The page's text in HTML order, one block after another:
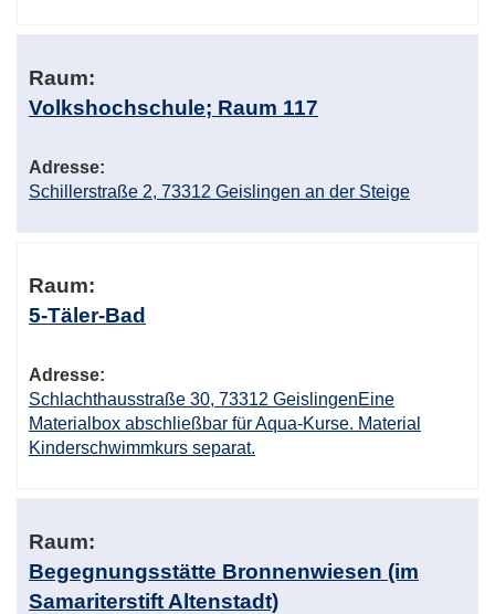
Raum:
Volkshochschule; Raum 117
Adresse:
Schillerstraße 2, 73312 Geislingen an der Steige
Raum:
5-Täler-Bad
Adresse:
Schlachthausstraße 30, 73312 GeislingenEine
Materialbox abschließbar für Aqua-Kurse. Material
Kinderschwimmkurs separat.
Raum:
Begegnungsstätte Bronnenwiesen (im
Samariterstift Altenstadt)